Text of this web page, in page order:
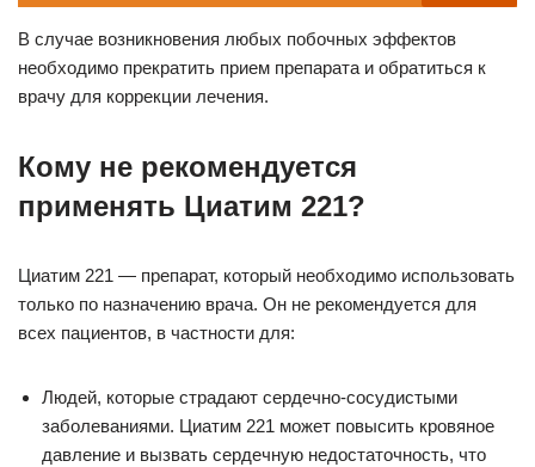
В случае возникновения любых побочных эффектов
необходимо прекратить прием препарата и обратиться к
врачу для коррекции лечения.
Кому не рекомендуется
применять Циатим 221?
Циатим 221 — препарат, который необходимо использовать
только по назначению врача. Он не рекомендуется для
всех пациентов, в частности для:
Людей, которые страдают сердечно-сосудистыми
заболеваниями. Циатим 221 может повысить кровяное
давление и вызвать сердечную недостаточность, что